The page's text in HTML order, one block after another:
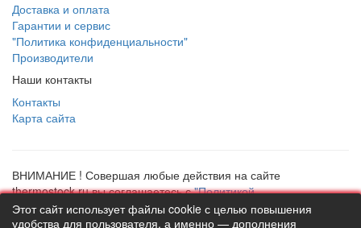
Доставка и оплата
Гарантии и сервис
"Политика конфиденциальности"
Производители
Наши контакты
Контакты
Карта сайта
ВНИМАНИЕ ! Совершая любые действия на сайте
thermostock.ru вы соглашаетесь с"Политикой
конфиденциальности", в противном случае рекомендуем
покинуть данный сайт. Цены и информация представлена на
Этот сайт использует файлы cookie с целью повышения
удобства для пользователя, а именно — дополнения